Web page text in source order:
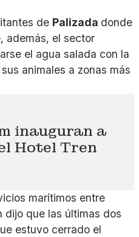
de Palizada donde
además, el sector
el agua salada con la
animales a zonas más
inauguran a
Hotel Tren
marítimos entre
dijo que las últimas dos
estuvo cerrado el